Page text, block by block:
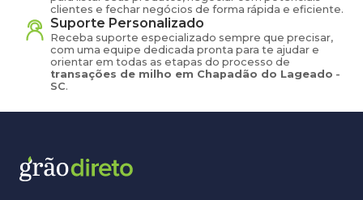
clientes e fechar negócios de forma rápida e eficiente.
Suporte Personalizado
Receba suporte especializado sempre que precisar,
com uma equipe dedicada pronta para te ajudar e
orientar em todas as etapas do processo de
transações de milho em Chapadão do Lageado -
SC.